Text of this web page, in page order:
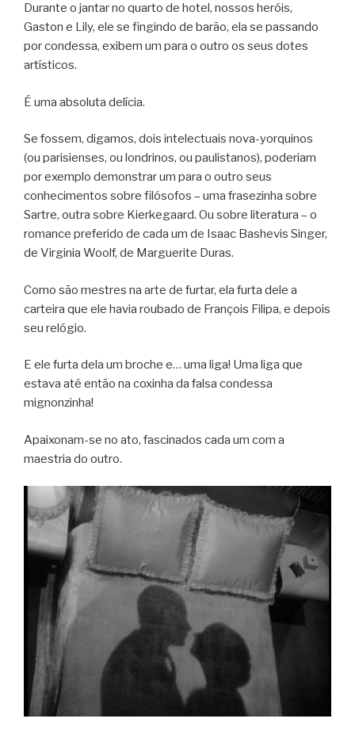
Durante o jantar no quarto de hotel, nossos heróis,
Gaston e Lily, ele se fingindo de barão, ela se passando
por condessa, exibem um para o outro os seus dotes
artísticos.
É uma absoluta delícia.
Se fossem, digamos, dois intelectuais nova-yorquinos
(ou parisienses, ou londrinos, ou paulistanos), poderiam
por exemplo demonstrar um para o outro seus
conhecimentos sobre filósofos – uma frasezinha sobre
Sartre, outra sobre Kierkegaard. Ou sobre literatura – o
romance preferido de cada um de Isaac Bashevis Singer,
de Virginia Woolf, de Marguerite Duras.
Como são mestres na arte de furtar, ela furta dele a
carteira que ele havia roubado de François Filipa, e depois
seu relógio.
E ele furta dela um broche e… uma liga! Uma liga que
estava até então na coxinha da falsa condessa
mignonzinha!
Apaixonam-se no ato, fascinados cada um com a
maestria do outro.